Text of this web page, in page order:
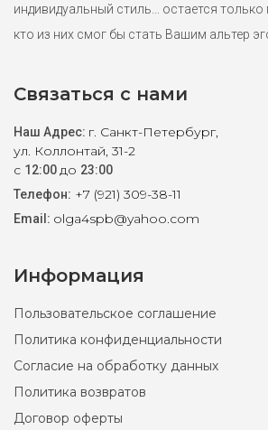
индивидуальный стиль... остается только
кто из них смог бы стать Вашим альтер
Связаться с нами
Наш Адрес: г. Санкт-Петербург,
ул. Коллонтай, 31-2
с 12:00до 23:00
Телефон: +7 (921) 309-38-11
Email: olga4spb@yahoo.com
Информация
Пользовательское соглашение
Политика конфиденциальности
Согласие на обработку данных
Политика возвратов
Договор оферты